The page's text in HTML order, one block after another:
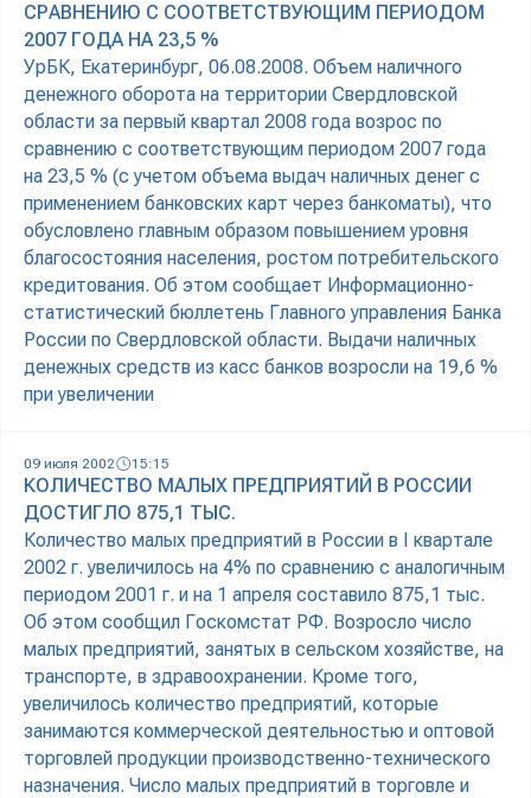
СРАВНЕНИЮ С СООТВЕТСТВУЮЩИМ ПЕРИОДОМ
2007 ГОДА НА 23,5 %
УрБК, Екатеринбург, 06.08.2008. Объем наличного
денежного оборота на территории Свердловской
области за первый квартал 2008 года возрос по
сравнению с соответствующим периодом 2007 года
на 23,5 % (с учетом объема выдач наличных денег с
применением банковских карт через банкоматы), что
обусловлено главным образом повышением уровня
благосостояния населения, ростом потребительского
кредитования. Об этом сообщает Информационно-
статистический бюллетень Главного управления Банка
России по Свердловской области. Выдачи наличных
денежных средств из касс банков возросли на 19,6 %
при увеличении
09 июля 2002 15:15
КОЛИЧЕСТВО МАЛЫХ ПРЕДПРИЯТИЙ В РОССИИ
ДОСТИГЛО 875,1 ТЫС.
Количество малых предприятий в России в I квартале
2002 г. увеличилось на 4% по сравнению с аналогичным
периодом 2001 г. и на 1 апреля составило 875,1 тыс.
Об этом сообщил Госкомстат РФ. Возросло число
малых предприятий, занятых в сельском хозяйстве, на
транспорте, в здравоохранении. Кроме того,
увеличилось количество предприятий, которые
занимаются коммерческой деятельностью и оптовой
торговлей продукции производственно-технического
назначения. Число малых предприятий в торговле и